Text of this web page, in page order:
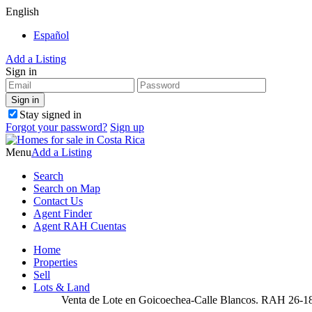
English
Español
Add a Listing
Sign in
Stay signed in
Forgot your password? Sign up
MenuAdd a Listing
Search
Search on Map
Contact Us
Agent Finder
Agent RAH Cuentas
Home
Properties
Sell
Lots & Land
Venta de Lote en Goicoechea-Calle Blancos. RAH 26-